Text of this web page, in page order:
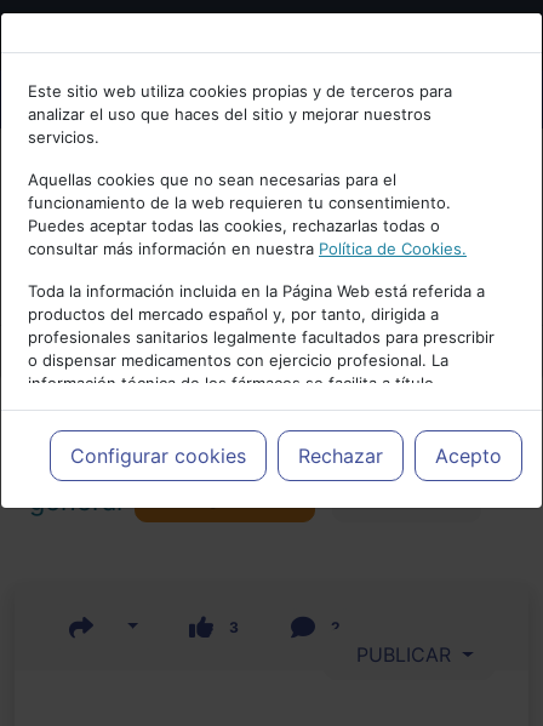
Bienvenid@ a psiquiatria.com
Escribe tu Email
Accede o regístrate con tu email.
Cancelar
Este sitio web utiliza cookies propias y de terceros para
analizar el uso que haces del sitio y mejorar nuestros
servicios.
Aquellas cookies que no sean necesarias para el
funcionamiento de la web requieren tu consentimiento.
Puedes aceptar todas las cookies, rechazarlas todas o
consultar más información en nuestra Política de Cookies.
Toda la información incluida en la Página Web está referida a
productos del mercado español y, por tanto, dirigida a
profesionales sanitarios legalmente facultados para prescribir
o dispensar medicamentos con ejercicio profesional. La
información técnica de los fármacos se facilita a título
meramente informativo, siendo responsabilidad de los
profesionales facultados prescribir medicamentos y decidir, en
cada caso concreto, el tratamiento más adecuado a las
necesidades del paciente.
Configurar cookies Rechazar Acepto
Actualidad y Artículos|Psicología
general
3 2
PUBLICAR